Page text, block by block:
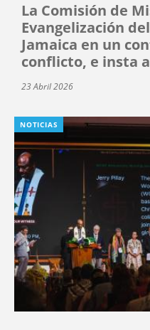
La Comisión de
Evangelización
Jamaica en un
conflicto, e insta
23 Abril 2026
NOTICIAS